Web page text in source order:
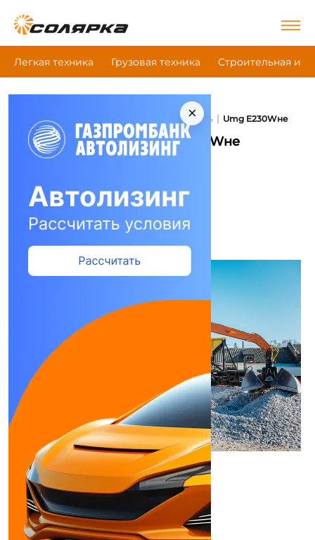
Легкая техника Грузовая техника Строительная и
×
Главная Перегружатель | Umg Е230Wнe
Перегружатель Umg Е230Wнe